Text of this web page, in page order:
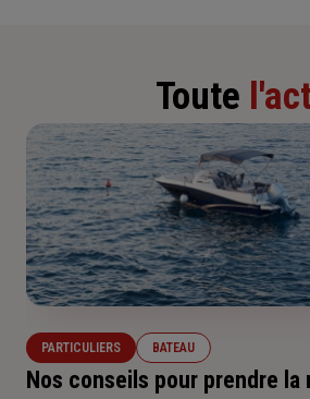
Toute
PARTICULIERS BATEAU
Nos conseils pour prendre la